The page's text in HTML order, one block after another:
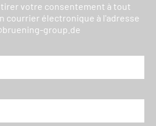
votre consentement à tout
courrier électronique à l'adresse
group.de